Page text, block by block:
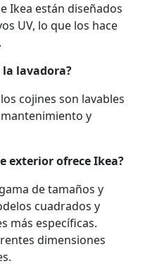
Ikea están diseñados
UV, lo que los hace
la lavadora?
cojines son lavables
y
exterior ofrece Ikea?
de tamaños y
cuadrados y
más específicas.
dimensiones